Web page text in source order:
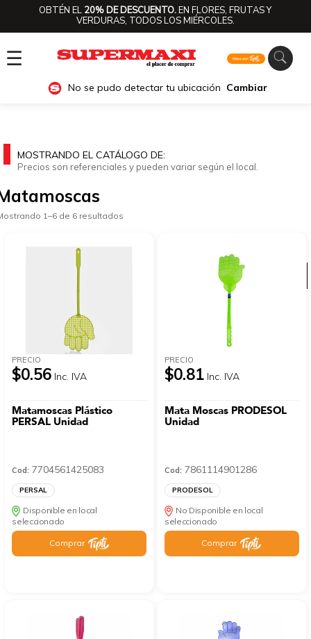
OBTÉN EL 20% DE DESCUENTO.EN FLORES, FRUTAS Y
VERDURAS, TODOS LOS MIÉRCOLES.
☰
No se pudo detectar tu ubicación Cambiar
Ver categorías
MOSTRANDO EL CATÁLOGO DE:
Precios son referenciales y pueden variar según el local.
1–6 de 6 resultados
PRECIO
$0.56 Inc. IVA
Matamoscas Plástico
PERSAL Unidad
Cod: 7704561425083
PERSAL
Disponible en local
seleccionado
Comprar
PRECIO
$0.81 Inc. IVA
Mata Moscas PRODESOL
Unidad
Cod: 7861114901286
PRODESOL
No Disponible en local
seleccionado
Comprar